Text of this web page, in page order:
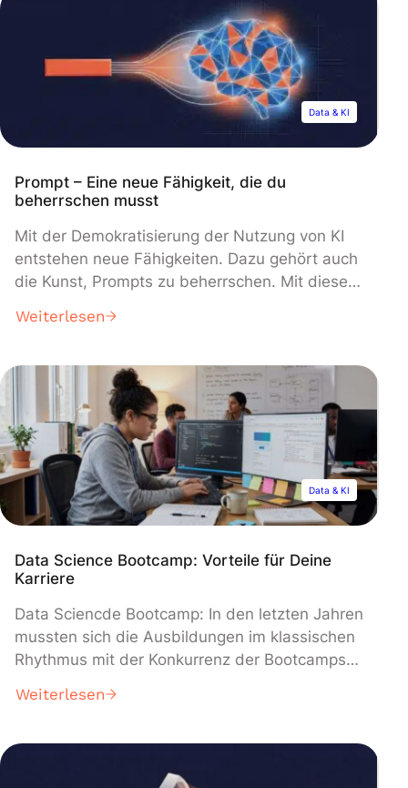
ist das Design von vortrainierten Modellen in
den Mittelpunkt des […]
Data & KI
Prompt – Eine neue Fähigkeit, die du
beherrschen musst
Mit der Demokratisierung der Nutzung von KI
entstehen neue Fähigkeiten. Dazu gehört auch
die Kunst, Prompts zu beherrschen. Mit diesen
Anweisungen lässt sich das volle Potenzial der
worum handelt es sich dann? Wie kann man
Prompts nutzen? Und vor allem: Wie schreibt
man gute Prompts? […]
Weiterlesen
Data & KI
Data Science Bootcamp: Vorteile für Deine
Karriere
Data Sciencde Bootcamp: In den letzten Jahren
mussten sich die Ausbildungen im klassischen
Rhythmus mit der Konkurrenz der Bootcamps
verzeichnen. Bootcamps sind Intensivkurse
12 Wochen). Diese Kurse zielen darauf ab, auf
die Nachfrage und die Anforderungen des
Weiterlesen